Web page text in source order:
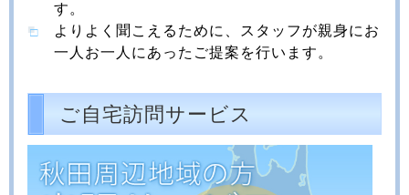
す。
よりよく聞こえるために、スタッフが親身にお
一人お一人にあったご提案を行います。
ご自宅訪問サービス